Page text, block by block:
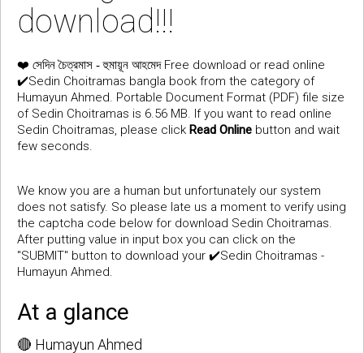
download!!!
❤️ সেদিন চৈত্রমাস - হুমায়ূন আহমেদFree download or read online
✔️Sedin Choitramas bangla book from the category of
Humayun Ahmed. Portable Document Format (PDF) file size
of Sedin Choitramas is 6.56 MB. If you want to read online
Sedin Choitramas, please click Read Online button and wait
few seconds.
We know you are a human but unfortunately our system
does not satisfy. So please late us a moment to verify using
the captcha code below for download Sedin Choitramas.
After putting value in input box you can click on the
"SUBMIT" button to download your ✔️Sedin Choitramas -
Humayun Ahmed.
At a glance
🔴 Humayun Ahmed